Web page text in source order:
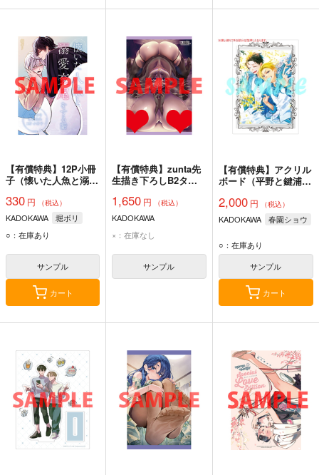
【有償特典】12P小冊
子（懐いた人魚と溺愛
330 円 （税込）
KADOKAWA
堀ボリ
○：在庫あり
サンプル
カート
【有償特典】zunta先
生描き下ろしB2タペ
アム 6（特装版・通常
版））
1,650 円 （税込）
KADOKAWA
×：在庫なし
サンプル
【有償特典】アクリル
ボード（平野と鍵浦
2,000円 （税込）
KADOKAWA 春園ショウ
○：在庫あり
サンプル
カート